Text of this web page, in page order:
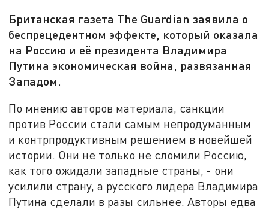
Британская газета The Guardian заявила о
беспрецедентном эффекте, который оказала
на Россию и её президента Владимира
Путина экономическая война, развязанная
Западом.
По мнению авторов материала, санкции
против России стали самым непродуманным
и контрпродуктивным решением в новейшей
истории. Они не только не сломили Россию,
как того ожидали западные страны, - они
усилили страну, а русского лидера Владимира
Путина сделали в разы сильнее. Авторы едва